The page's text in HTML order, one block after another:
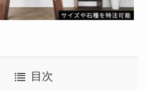
目次